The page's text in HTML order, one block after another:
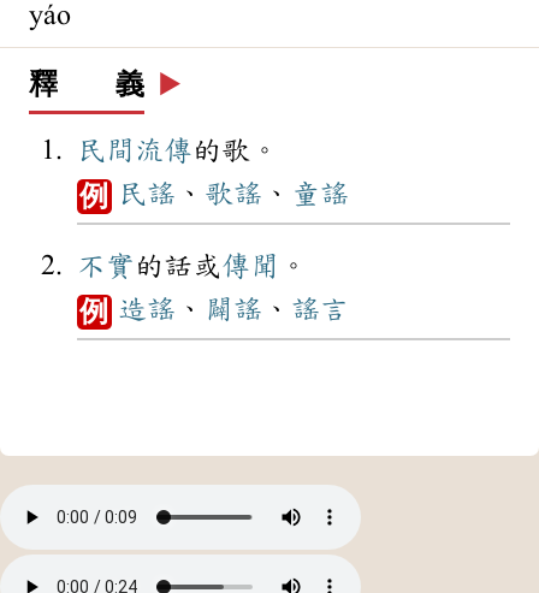
yáo
釋 義 ▶️
民間 流傳的歌。
例 民謠 、 歌謠 、 童謠
不實 的話或傳聞 。
例 造謠 、 闢謠 、 謠言